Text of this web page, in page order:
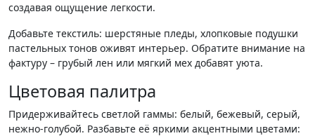
создавая ощущение легкости.
Добавьте текстиль: шерстяные пледы, хлопковые подушки
пастельных тонов оживят интерьер. Обратите внимание на
фактуру – грубый лен или мягкий мех добавят уюта.
Цветовая палитра
Придерживайтесь светлой гаммы: белый, бежевый, серый,
нежно-голубой. Разбавьте её яркими акцентными цветами: